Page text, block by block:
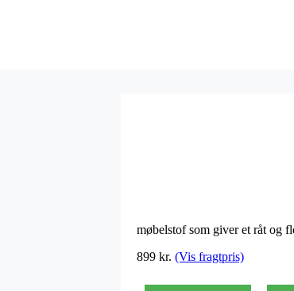
møbelstof som giver et råt og
899 kr. (Vis fragtpris)